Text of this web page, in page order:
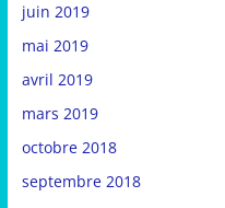
juin 2019
mai 2019
avril 2019
mars 2019
octobre 2018
septembre 2018